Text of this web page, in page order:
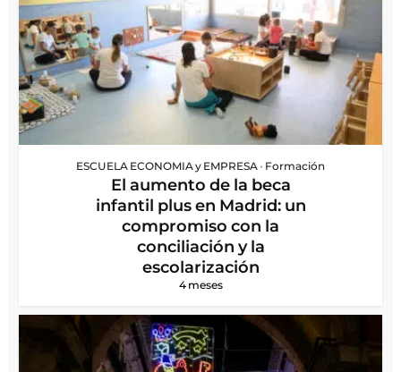
ESCUELA ECONOMIA y EMPRESA • Formación
El aumento de la beca
infantil plus en Madrid: un
compromiso con la
conciliación y la
escolarización
4 meses